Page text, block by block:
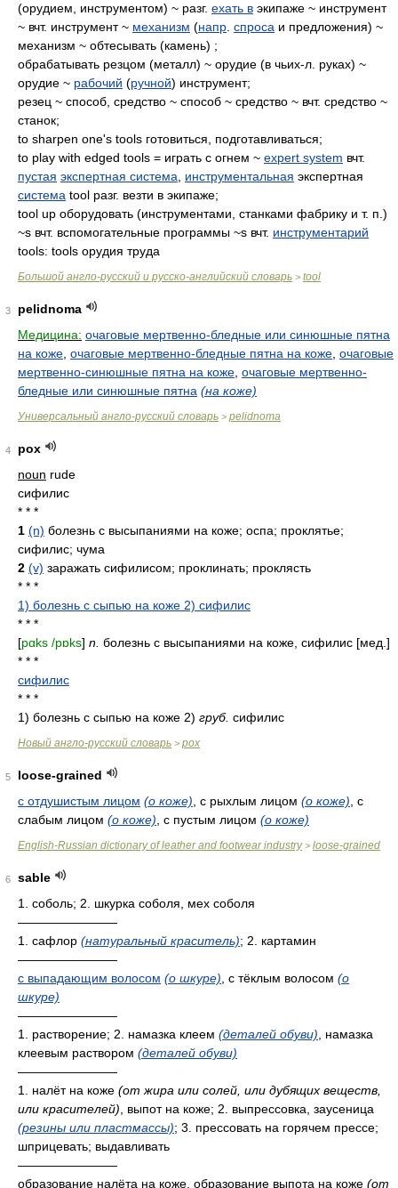
(орудием, инструментом) ~ разг. ехать в экипаже ~ инструмент
~ вчт. инструмент ~ механизм (напр спроса и предложения) ~
механизм ~ обтесывать (камень) ;
обрабатывать резцом (металл) ~ орудие (в чьих-л. руках) ~
орудие ~ рабочий (ручной) инструмент;
резец ~ способ, средство ~ способ ~ средство ~ вчт. средство ~
станок;
to sharpen one's tools готовиться, подготавливаться;
to play with edged tools = играть с огнем ~ expert system вчт.
пустая экспертная система инструментальная экспертная
система tool разг. везти в экипаже;
tool up оборудовать (инструментами, станками фабрику и т. п.)
~s вчт. вспомогательные программы ~s вчт. инструментарий
tools: tools орудия труда
Большой англо-русский и русско-английский словарь > tool
3
pelidnoma
Медицина: очаговые мертвенно-бледные или синюшные пятна
на коже очаговые мертвенно-бледные пятна на коже очаговые
мертвенно-синюшные пятна на коже очаговые мертвенно-
бледные или синюшные пятна (на коже)
Универсальный англо-русский словарь > pelidnoma
4
pox
noun rude
сифилис
* * *
1 (n) болезнь с высыпаниями на коже; оспа; проклятье;
сифилис; чума
2 (v) заражать сифилисом; проклинать; проклясть
* * *
1) болезнь с сыпью на коже 2) сифилис
* * *
[pɑks /pɒks] n. болезнь с высыпаниями на коже, сифилис [мед.]
* * *
сифилис
* * *
1) болезнь с сыпью на коже 2) груб. сифилис
Новый англо-русский словарь > pox
5
loose-grained
с отдушистым лицом (о коже) , с рыхлым лицом (о коже) , с
слабым лицом (о коже) , с пустым лицом (о коже)
English-Russian dictionary of leather and footwear industry> loose-grained
6
sable
1. соболь; 2. шкурка соболя, мех соболя
————————
1. сафлор (натуральный краситель); 2. картамин
————————
с выпадающим волосом (о шкуре) , с тёклым волосом (о
шкуре)
————————
1. растворение; 2. намазка клеем (деталей обуви) , намазка
клеевым раствором (деталей обуви)
————————
1. налёт на коже (от жира или солей, или дубящих веществ,
или красителей) , выпот на коже; 2. выпрессовка, заусеница
(резины или пластмассы); 3. прессовать на горячем прессе;
шприцевать; выдавливать
————————
образование налёта на коже, образование выпота на коже (от